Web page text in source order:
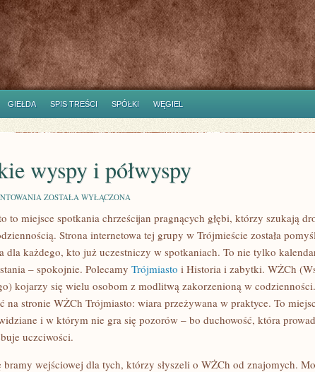
GIEŁDA SPIS TREŚCI SPÓŁKI WĘGIEL
wyspy i półwyspy
POMORSKIE
I
ZOSTAŁA WYŁĄCZONA
to miejsce spotkania chrześcijan pragnących głębi, którzy szukają
Strona internetowa tej grupy w Trójmieście została
dla każdego, kto już uczestniczy w spotkaniach. To nie tylko
– spokojnie. Polecamy Trójmiasto i Historia i zabytki. WŻCh
kojarzy się wielu osobom z modlitwą zakorzenioną w
na stronie WŻCh Trójmiasto: wiara przeżywana w praktyce. To
i w którym nie gra się pozorów – bo duchowość, która
uczciwości.
bramy wejściowej dla tych, którzy słyszeli o WŻCh od znajomych.